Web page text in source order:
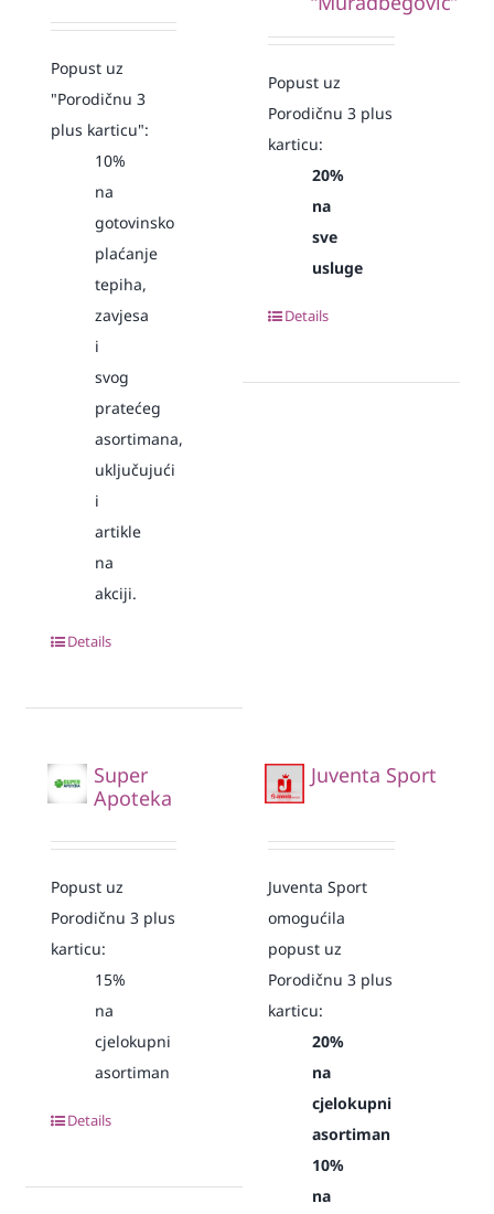
Popust uz
"Porodičnu 3
plus karticu":
10%
na
gotovinsko
plaćanje
tepiha,
zavjesa
i
svog
pratećeg
asortimana,
uključujući
i
artikle
na
akciji.
Details
Popust uz
Porodičnu 3 plus
karticu:
20%
na
sve
usluge
Details
Super
Apoteka
Popust uz
Porodičnu 3 plus
karticu:
15%
na
cjelokupni
asortiman
Details
Juventa Sport
Juventa Sport
omogućila
popust uz
Porodičnu 3 plus
karticu:
20%
na
cjelokupni
asortiman
10%
na